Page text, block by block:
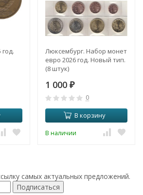
Люксембург. Набор монет
евро 2026 год. Новый тип.
(8 штук)
1 000 ₽
0
В корзину
В наличии
самых актуальных предложений.
Подписаться